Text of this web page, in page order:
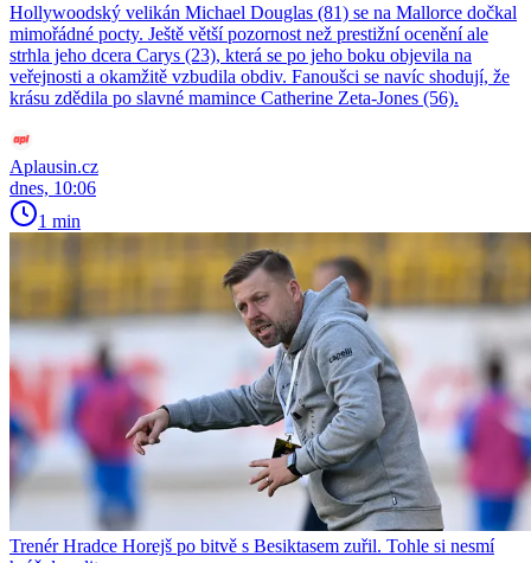
Hollywoodský velikán Michael Douglas (81) se na Mallorce dočkal
mimořádné pocty. Ještě větší pozornost než prestižní ocenění ale
strhla jeho dcera Carys (23), která se po jeho boku objevila na
veřejnosti a okamžitě vzbudila obdiv. Fanoušci se navíc shodují, že
krásu zdědila po slavné mamince Catherine Zeta-Jones (56).
Aplausin.cz
dnes, 10:06
1 min
Trenér Hradce Horejš po bitvě s Besiktasem zuřil. Tohle si nesmí